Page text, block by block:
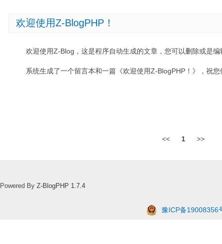
欢迎使用Z-BlogPHP！
欢迎使用Z-Blog，这是程序自动生成的文章，您可以删除或是编
系统生成了一个留言本和一篇《欢迎使用Z-BlogPHP！》，祝
<< 1 >>
Powered By Z-BlogPHP 1.7.4
豫ICP备19008356